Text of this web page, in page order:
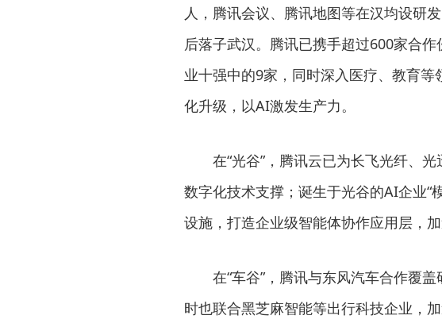
人，腾讯会议、腾讯地图等在汉均设研
后落子武汉。腾讯已携手超过600家合
业十强中的9家，同时深入医疗、教育
化升级，以AI激发生产力。
在“光谷”，腾讯云已为长飞光纤、
数字化技术支撑；诞生于光谷的AI企业“
设施，打造企业级智能体协作应用层，
在“车谷”，腾讯与东风汽车合作覆
时也联合黑芝麻智能等出行科技企业，